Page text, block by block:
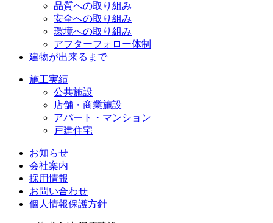
品質への取り組み
安全への取り組み
環境への取り組み
アフターフォロー体制
建物が出来るまで
施工実績
公共施設
店舗・商業施設
アパート・マンション
戸建住宅
お知らせ
会社案内
採用情報
お問い合わせ
個人情報保護方針